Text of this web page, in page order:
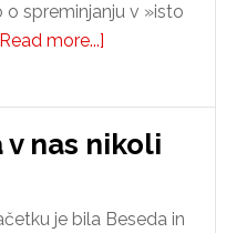
spreminjanju v »isto
more...]about
podoben
v nas nikoli
je bila Beseda in